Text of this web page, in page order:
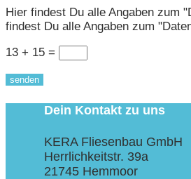
Hier findest Du alle Angaben zum
findest Du alle Angaben zum
13 + 15 =
senden
Dein Kontakt zu uns
KERA Fliesenbau GmbH
Herrlichkeitstr. 39a
21745 Hemmoor